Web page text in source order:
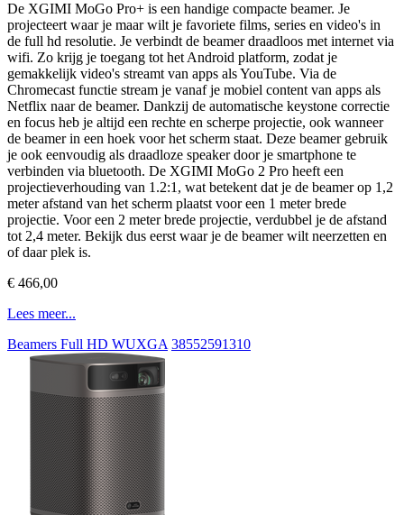
De XGIMI MoGo Pro+ is een handige compacte beamer. Je
projecteert waar je maar wilt je favoriete films, series en video's in
de full hd resolutie. Je verbindt de beamer draadloos met internet via
wifi. Zo krijg je toegang tot het Android platform, zodat je
gemakkelijk video's streamt van apps als YouTube. Via de
Chromecast functie stream je vanaf je mobiel content van apps als
Netflix naar de beamer. Dankzij de automatische keystone correctie
en focus heb je altijd een rechte en scherpe projectie, ook wanneer
de beamer in een hoek voor het scherm staat. Deze beamer gebruik
je ook eenvoudig als draadloze speaker door je smartphone te
verbinden via bluetooth. De XGIMI MoGo 2 Pro heeft een
projectieverhouding van 1.2:1, wat betekent dat je de beamer op 1,2
meter afstand van het scherm plaatst voor een 1 meter brede
projectie. Voor een 2 meter brede projectie, verdubbel je de afstand
tot 2,4 meter. Bekijk dus eerst waar je de beamer wilt neerzetten en
of daar plek is.
€ 466,00
Lees meer...
Beamers Full HD WUXGA 38552591310